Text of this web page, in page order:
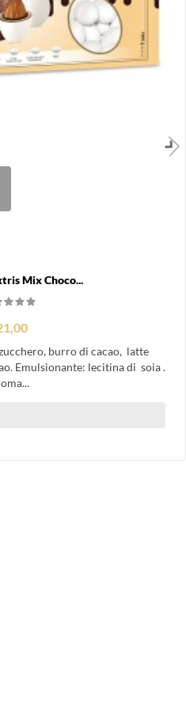
Mix Choco...
burro di cacao, latte
Emulsionante: lecitina di soia .